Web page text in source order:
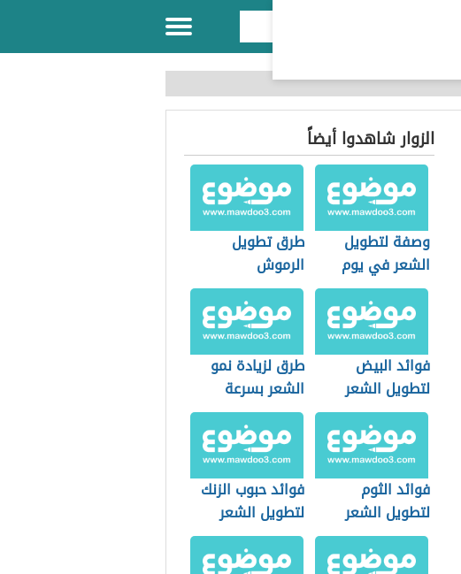
الزوار شاهدوا أيضاً
وصفة لتطويل
الشعر في يوم
واحد
طرق تطويل
الرموش
فوائد البيض
لتطويل الشعر
طرق لزيادة نمو
الشعر بسرعة
فوائد الثوم
لتطويل الشعر
فوائد حبوب الزنك
لتطويل الشعر